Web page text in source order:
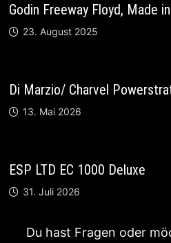
Godin Freeway Floyd, Made
23. August 2025
Di Marzio/ Charvel
13. Mai 2026
ESP LTD EC 1000 Deluxe
31. Juli 2026
Du hast Fragen oder